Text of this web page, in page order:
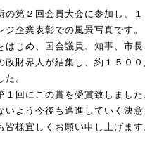
の第２回会員大会に参加し、
ジ企業表彰での風景写真です。
はじめ、国会議員、知事、市
政財界人が結集し、約１５０
。
１回にこの賞を受賞致しました
いよう今後も邁進していく決
皆様宜しくお願い申し上げます